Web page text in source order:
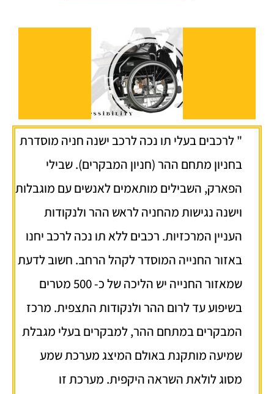
" לרכבים בעלי תו נכה לרכב ישנה חניה מוסדרת
בחניון מתחם ההר (חניון המבקרים). שבילי
הפארק, השבילים מותאמים לאנשים עם מוגבלות
וישנה נגישות מהחניה לראש ההר ולנקודות
העניין המרכזיות. רכבים ללא תו נכה לרכב יחנו
באזור החנייה המוסדר לקהל הרחב. חשוב לדעת
שמאזור החנייה יש הליכה של כ- 500 מטרים
בשיפוע עד לרום ההר ולנקודות התצפית. מרכז
המבקרים במתחם ההר, למבקרים בעלי מגבלת
שמיעה מותקנת באולם המיצג מערכת שמע
מסוג לולאת השראה היקפית. מערכת זו